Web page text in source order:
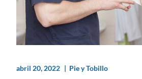
abril 20, 2022 Pie y Tobillo